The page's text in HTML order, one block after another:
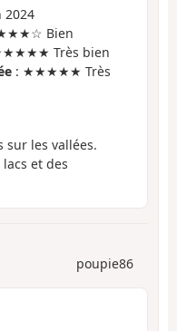
2024
Bien
Très bien
: ★★★★★ Très
sur les vallées.
et des
poupie86